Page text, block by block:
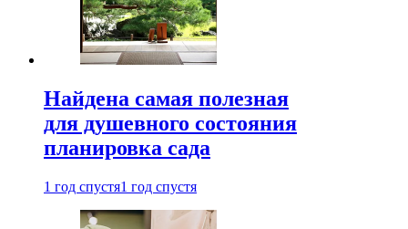
Найдена самая полезная
для душевного состояния
планировка сада
1 год спустя1 год спустя